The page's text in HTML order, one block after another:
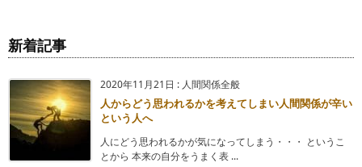
新着記事
2020年11月21日 : 人間関係全般
人からどう思われるかを考えてしまい人間関係が辛い
という人へ
人にどう思われるかが気になってしまう・・・ というこ
とから 本来の自分をうまく表 ...